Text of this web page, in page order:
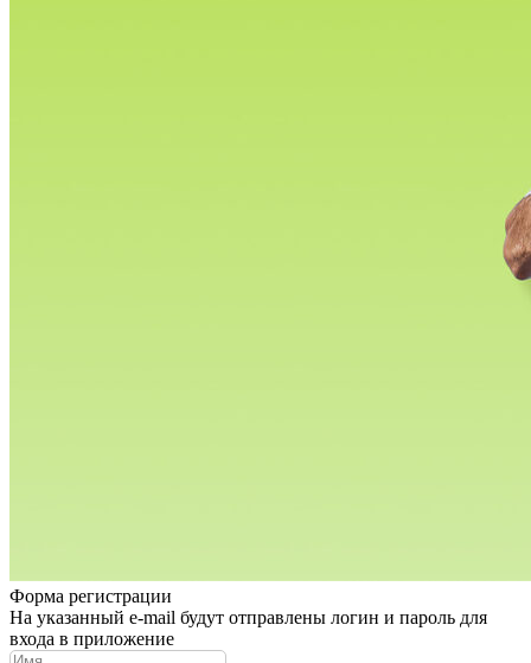
Форма регистрации
На указанный e-mail будут отправлены логин и пароль для
входа в приложение